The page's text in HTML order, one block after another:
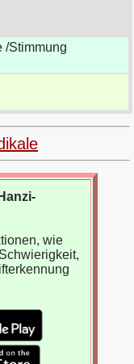
/Stimmung
wie